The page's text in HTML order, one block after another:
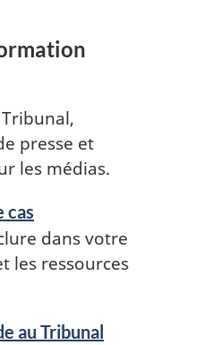
presse et
les médias.
cas
dans votre
les ressources
au Tribunal